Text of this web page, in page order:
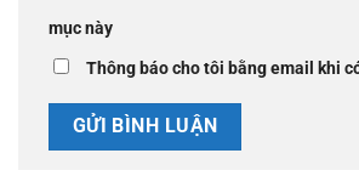
mục này
Thông báo cho tôi bằng email khi